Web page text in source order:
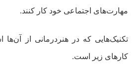
مهارت‌های اجتماعی خود کار کنند.
تکنیک‌هایی که در هنردرمانی از
کارهای زیر است.